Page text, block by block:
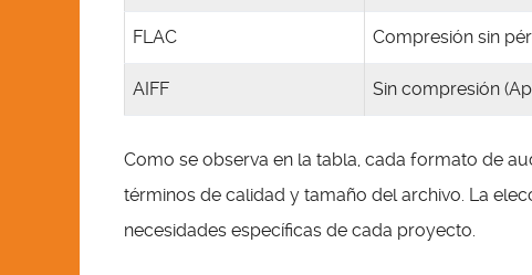
FLAC Compresión sin
AIFF Sin compresión
Como se observa en la tabla, cada formato de
términos de calidad y tamaño del archivo. La
necesidades específicas de cada proyecto.